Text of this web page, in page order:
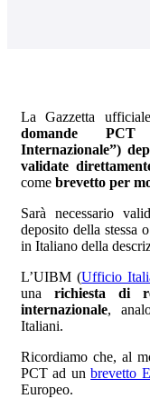
La Gazzetta
domande PCT
Internazionale”)
validate
come brevetto per
Sarà necessario
deposito della stessa
in Italiano della
L’UIBM (Ufficio
unarichiesta di
internazionale,
Italiani.
Ricordiamo che, al
PCT ad unbrevetto
Europeo.